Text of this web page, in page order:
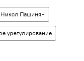
Никол Пашинян
урегулирование